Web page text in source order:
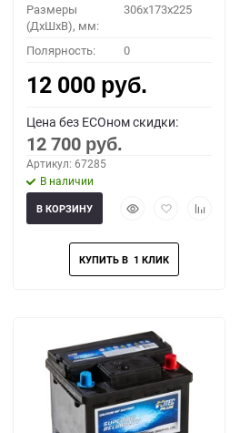
Размеры
(ДхШхВ), мм:
306x173x225
Полярность: 0
12 000 руб.
Цена без ECOном скидки:
12 700 руб.
Артикул: 67285
В наличии
БыстрыйДобавить
избранное
Добавить
В КОРЗИНУ